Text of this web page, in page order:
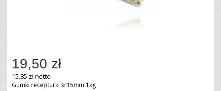
19,50 zł
15.85 zł netto
Gumki recepturki śr15mm 1kg